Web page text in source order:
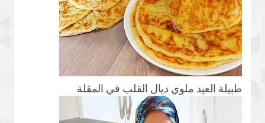
طبيلة العيد ملوي ديال القلب في المقلة